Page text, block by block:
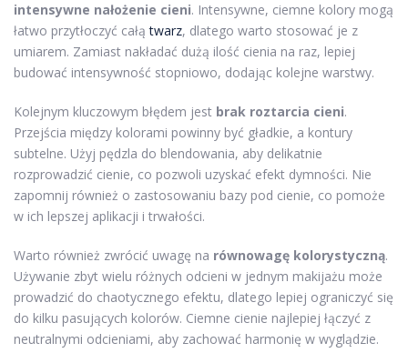
intensywne nałożenie cieni. Intensywne, ciemne kolory mogą
łatwo przytłoczyć całątwarz, dlatego warto stosować je z
umiarem. Zamiast nakładać dużą ilość cienia na raz, lepiej
budować intensywność stopniowo, dodając kolejne warstwy.
Kolejnym kluczowym błędem jest brak roztarcia cieni.
Przejścia między kolorami powinny być gładkie, a kontury
subtelne. Użyj pędzla do blendowania, aby delikatnie
rozprowadzić cienie, co pozwoli uzyskać efekt dymności. Nie
zapomnij również o zastosowaniu bazy pod cienie, co pomoże
w ich lepszej aplikacji i trwałości.
Warto również zwrócić uwagę na równowagę kolorystyczną.
Używanie zbyt wielu różnych odcieni w jednym makijażu może
prowadzić do chaotycznego efektu, dlatego lepiej ograniczyć się
do kilku pasujących kolorów. Ciemne cienie najlepiej łączyć z
neutralnymi odcieniami, aby zachować harmonię w wyglądzie.